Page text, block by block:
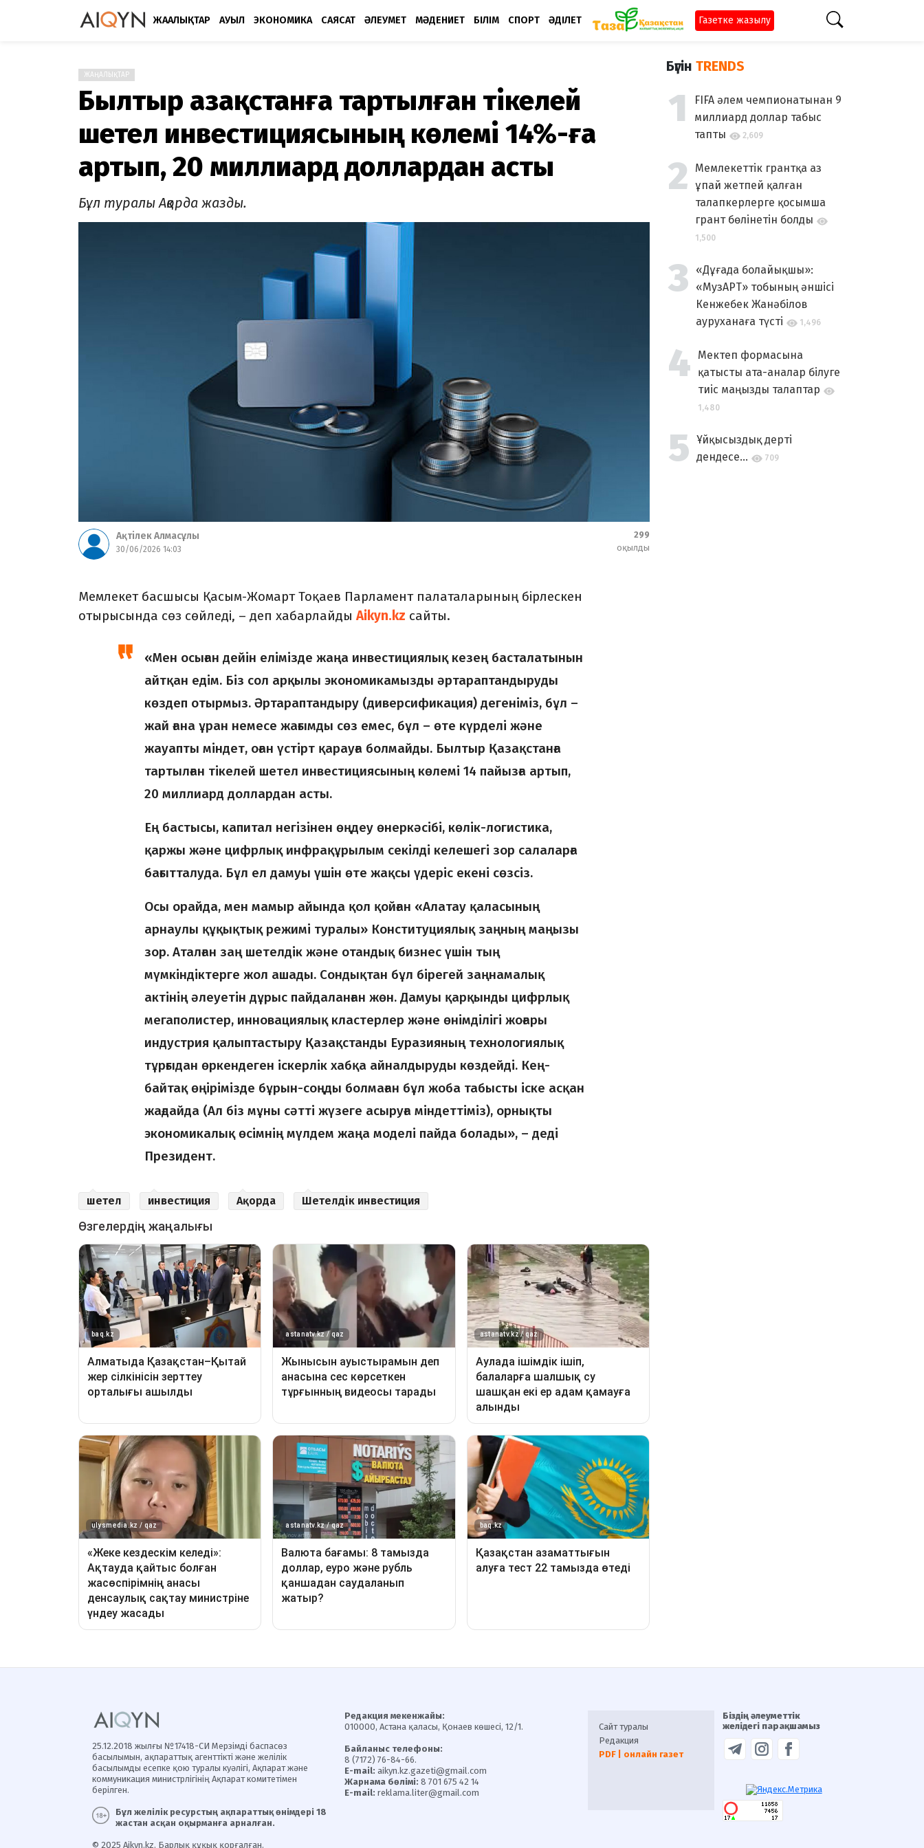
ЖАҢАЛЫҚТАР АУЫЛ ЭКОНОМИКА САЯСАТ ӘЛЕУМЕТ МӘДЕНИЕТ БІЛІМ СПОРТ ӘДІЛЕТ Газетке жазылу
ЖАҢАЛЫҚТАР
Былтыр Қазақстанға тартылған тікелей
шетел инвестициясының көлемі 14%-ға
артып, 20 миллиард доллардан асты
Бұл туралы Ақорда жазды.
Ақтілек Алмасұлы
30/06/2026 14:03
299
оқылды
Мемлекет басшысы Қасым-Жомарт Тоқаев Парламент палаталарының бірлескен
отырысында сөз сөйледі, – деп хабарлайдыAikyn.kz сайты.
«Мен осыған дейін елімізде жаңа инвестициялық кезең басталатынын
айтқан едім. Біз сол арқылы экономикамызды әртараптандыруды
көздеп отырмыз. Әртараптандыру (диверсификация) дегеніміз, бұл –
жай ғана ұран немесе жағымды сөз емес, бұл – өте күрделі және
жауапты міндет, оған үстірт қарауға болмайды. Былтыр Қазақстанға
тартылған тікелей шетел инвестициясының көлемі 14 пайызға артып,
20 миллиард доллардан асты.
Ең бастысы, капитал негізінен өңдеу өнеркәсібі, көлік-логистика,
қаржы және цифрлық инфрақұрылым секілді келешегі зор салаларға
бағытталуда. Бұл ел дамуы үшін өте жақсы үдеріс екені сөзсіз.
Осы орайда, мен мамыр айында қол қойған «Алатау қаласының
арнаулы құқықтық режимі туралы» Конституциялық заңның маңызы
зор. Аталған заң шетелдік және отандық бизнес үшін тың
мүмкіндіктерге жол ашады. Сондықтан бұл бірегей заңнамалық
актінің әлеуетін дұрыс пайдаланған жөн. Дамуы қарқынды цифрлық
мегаполистер, инновациялық кластерлер және өнімділігі жоғары
индустрия қалыптастыру Қазақстанды Еуразияның технологиялық
тұрғыдан өркендеген іскерлік хабқа айналдыруды көздейді. Кең-
байтақ өңірімізде бұрын-соңды болмаған бұл жоба табысты іске асқан
жағдайда (Ал біз мұны сәтті жүзеге асыруға міндеттіміз), орнықты
экономикалық өсімнің мүлдем жаңа моделі пайда болады», – деді
Президент.
шетел инвестиция Ақорда Шетелдік инвестиция
Бүгін TRENDS
FIFA әлем чемпионатынан 9
миллиард доллар табыс
тапты
2,609
Мемлекеттік грантқа аз
ұпай жетпей қалған
талапкерлерге қосымша
грант бөлінетін болды
1,500
«Дұғада болайықшы»:
«МузАРТ» тобының әншісі
Кенжебек Жанәбілов
ауруханаға түсті
1,496
Мектеп формасына
қатысты ата-аналар білуге
тиіс маңызды талаптар
1,480
Ұйқысыздық дерті
дендесе...
709
25.12.2018 жылғы №17418-СИ Мерзімді баспасөз
басылымын, ақпараттық агенттікті және желілік
басылымды есепке қою туралы куәлігі, Ақпарат және
коммуникация министрлігінің Ақпарат комитетімен
берілген.
Бұл желілік ресурстың ақпараттық өнімдері 18
жастан асқан оқырманға арналған.
© 2025 Aikyn.kz. Барлық құқық қорғалған.
Редакция мекенжайы:
010000, Астана қаласы, Қонаев көшесі, 12/1.
Байланыс телефоны:
8 (7172) 76-84-66.
E-mail: aikyn.kz.gazeti@gmail.com
Жарнама бөлімі: 8 701 675 42 14
E-mail: reklama.liter@gmail.com
Сайт туралы
Редакция
PDF | онлайн газет
Біздің әлеуметтік
желідегі парақшамыз